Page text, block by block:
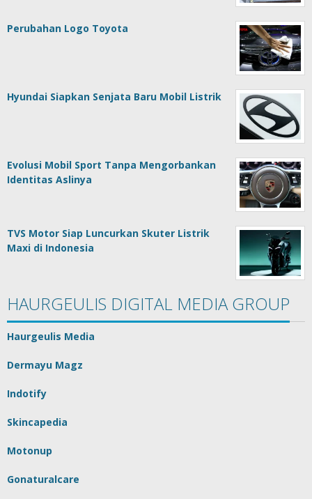
Perubahan Logo Toyota
Hyundai Siapkan Senjata Baru Mobil Listrik
Evolusi Mobil Sport Tanpa Mengorbankan
Identitas Aslinya
TVS Motor Siap Luncurkan Skuter Listrik
Maxi di Indonesia
HAURGEULIS DIGITAL MEDIA GROUP
Haurgeulis Media
Dermayu Magz
Indotify
Skincapedia
Motonup
Gonaturalcare